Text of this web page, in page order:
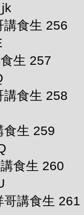
食生 256
生 257
食生 258
生 259
食生 260
講食生 261